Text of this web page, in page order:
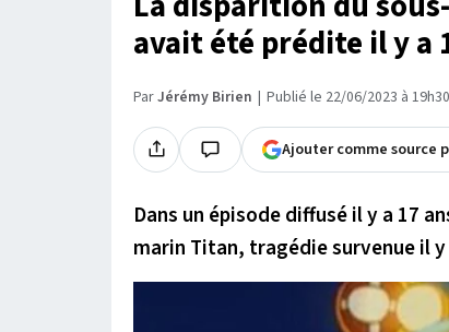
avait été prédite il y a
ParJérémy Birien Publié le 22/06/2023 à 19h30
Ajouter comme source
Dans un épisode diffusé il y a 17
marin Titan, tragédie survenue il